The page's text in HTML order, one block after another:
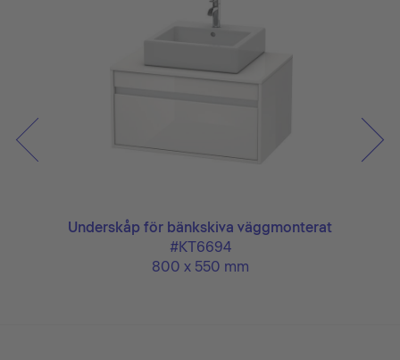
Underskåp för bänkskiva väggmonterat
#KT6694
800 x 550 mm